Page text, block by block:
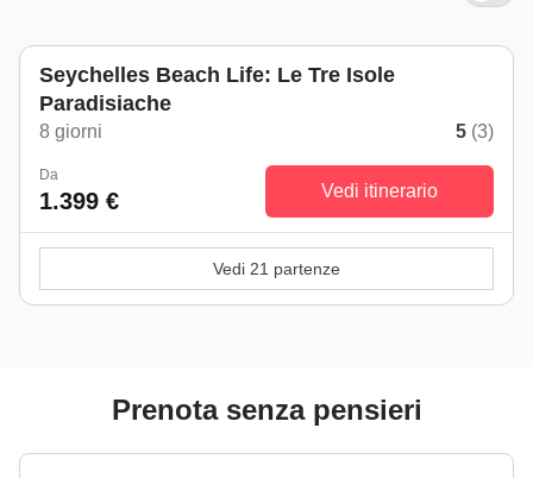
Seychelles Beach Life: Le Tre Isole
Paradisiache
8 giorni 5 (3)
Da
1.399 € Vedi itinerario
Vedi 21 partenze
Prenota senza pensieri